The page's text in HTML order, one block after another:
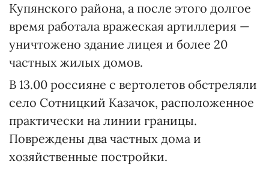
Купянского района, а после этого долгое
время работала вражеская артиллерия —
уничтожено здание лицея и более 20
частных жилых домов.
В 13.00 россияне с вертолетов обстреляли
село Сотницкий Казачок, расположенное
практически на линии границы.
Повреждены два частных дома и
хозяйственные постройки.